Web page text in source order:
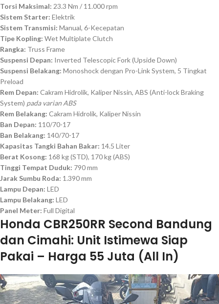
Torsi Maksimal: 23.3 Nm / 11.000 rpm
Sistem Starter: Elektrik
Sistem Transmisi: Manual, 6-Kecepatan
Tipe Kopling: Wet Multiplate Clutch
Rangka: Truss Frame
Suspensi Depan: Inverted Telescopic Fork (Upside Down)
Suspensi Belakang: Monoshock dengan Pro-Link System, 5 Tingkat
Preload
Rem Depan: Cakram Hidrolik, Kaliper Nissin, ABS (Anti-lock Braking
System) pada varian ABS
Rem Belakang: Cakram Hidrolik, Kaliper Nissin
Ban Depan: 110/70-17
Ban Belakang: 140/70-17
Kapasitas Tangki Bahan Bakar: 14.5 Liter
Berat Kosong: 168 kg (STD), 170 kg (ABS)
Tinggi Tempat Duduk: 790 mm
Jarak Sumbu Roda: 1.390 mm
Lampu Depan: LED
Lampu Belakang: LED
Panel Meter: Full Digital
Honda CBR250RR Second Bandung
dan Cimahi: Unit Istimewa Siap
Pakai – Harga 55 Juta (All In)